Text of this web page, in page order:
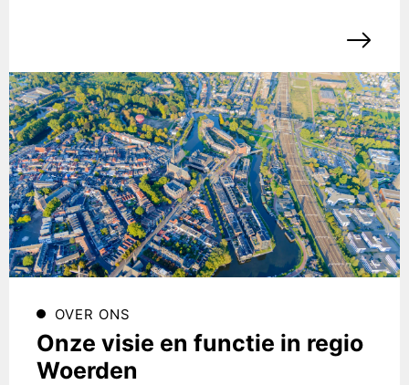
OVER ONS
Onze visie en functie in regio
Woerden